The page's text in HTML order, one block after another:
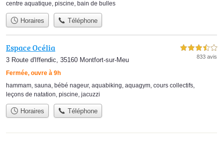
centre aquatique, piscine, bain de bulles
Horaires Téléphone
Espace Océlia
3 Route d'Iffendic, 35160 Montfort-sur-Meu
Fermée, ouvre à 9h
3,5 étoiles sur 5
833 avis
hammam sauna bébé nageur, aquabiking aquagym cours collectifs
leçons de natation piscine jacuzzi
Horaires Téléphone